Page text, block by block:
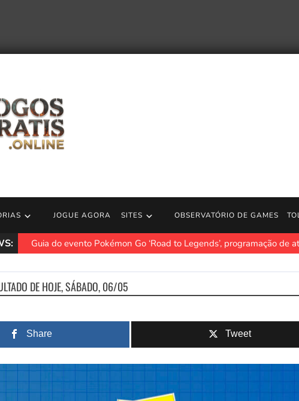
JOGUE AGORA SITES OBSERVATÓRIO DE GAMES
Guia do evento Pokémon Go ‘Road to Legends’, programação de
DE HOJE, SÁBADO, 06/05
Share Tweet